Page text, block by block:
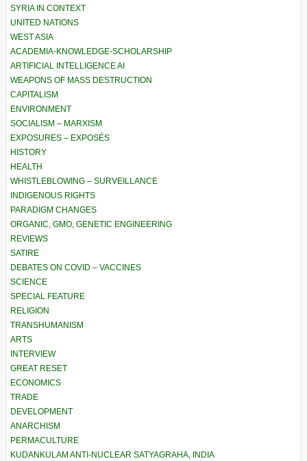
SYRIA IN CONTEXT
UNITED NATIONS
WEST ASIA
ACADEMIA-KNOWLEDGE-SCHOLARSHIP
ARTIFICIAL INTELLIGENCE AI
WEAPONS OF MASS DESTRUCTION
CAPITALISM
ENVIRONMENT
SOCIALISM – MARXISM
EXPOSURES – EXPOSÉS
HISTORY
HEALTH
WHISTLEBLOWING – SURVEILLANCE
INDIGENOUS RIGHTS
PARADIGM CHANGES
ORGANIC, GMO, GENETIC ENGINEERING
REVIEWS
SATIRE
DEBATES ON COVID – VACCINES
SCIENCE
SPECIAL FEATURE
RELIGION
TRANSHUMANISM
ARTS
INTERVIEW
GREAT RESET
ECONOMICS
TRADE
DEVELOPMENT
ANARCHISM
PERMACULTURE
KUDANKULAM ANTI-NUCLEAR SATYAGRAHA, INDIA